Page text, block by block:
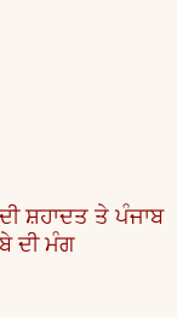
ਸ਼ਹਾਦਤ ਤੇ ਪੰਜਾਬ
ਦੀ ਮੰਗ